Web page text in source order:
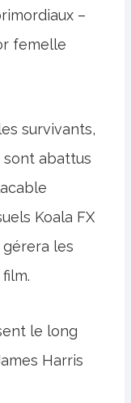
–
femelle
survivants,
sont abattus
Koala FX
gérera les
le long
Harris